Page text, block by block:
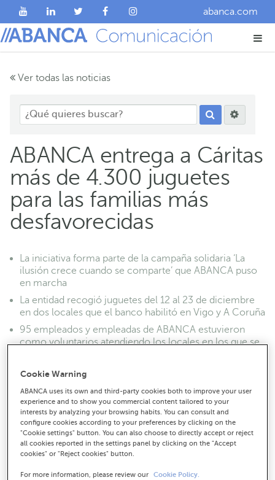
abanca.com
Ver todas las noticias
ABANCA entrega a Cáritas
más de 4.300 juguetes
para las familias más
desfavorecidas
La iniciativa forma parte de la campaña solidaria ‘La
ilusión crece cuando se comparte’ que ABANCA puso
en marcha
La entidad recogió juguetes del 12 al 23 de diciembre
en dos locales que el banco habilitó en Vigo y A Coruña
95 empleados y empleadas de ABANCA estuvieron
como voluntarios atendiendo los locales en los que se
Cookie Warning
ABANCA uses its own and third-party cookies both to improve your user
experience and to show you commercial content tailored to your
interests by analyzing your browsing habits. You can consult and
configure cookies according to your preferences by clicking on the
"Cookie settings" button. You can also choose to directly accept or reject
all cookies reported in the settings panel by clicking on the "Accept
cookies" or "Reject cookies" button.
For more information, please review our Cookie Policy.